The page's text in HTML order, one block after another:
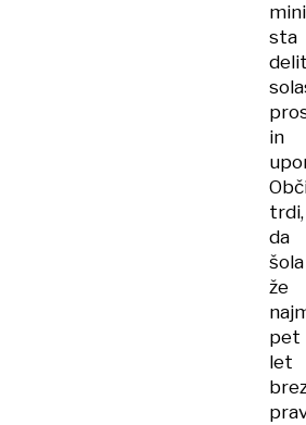
sta
in
trdi,
da
šola
že
pet
let